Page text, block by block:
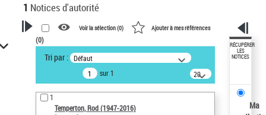
1 Notices d'autorité
VOTRE RECHERCHE
Recherche avancée dans les
notices d’autorité
Œuvres liées à l'auteur :
Temperton, Rod (1947-2016)
Voir la sélection (0) Ajouter à mes références
(0)
Tri par : Défaut
sur 1
20
résultats/page
1
Temperton, Rod (1947-2016)
RÉCUPÉRER
LES
NOTICES
Ma